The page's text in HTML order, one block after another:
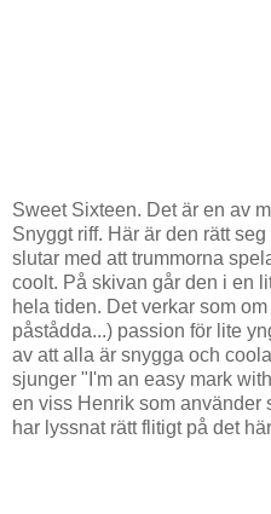
Sweet Sixteen. Det är en av
Snyggt riff. Här är den rätt
slutar med att trummorna
coolt. På skivan går den i en
hela tiden. Det verkar som
påstådda...) passion för lite
av att alla är snygga och
sjunger "I'm an easy mark
en viss Henrik som använder
har lyssnat rätt flitigt på det